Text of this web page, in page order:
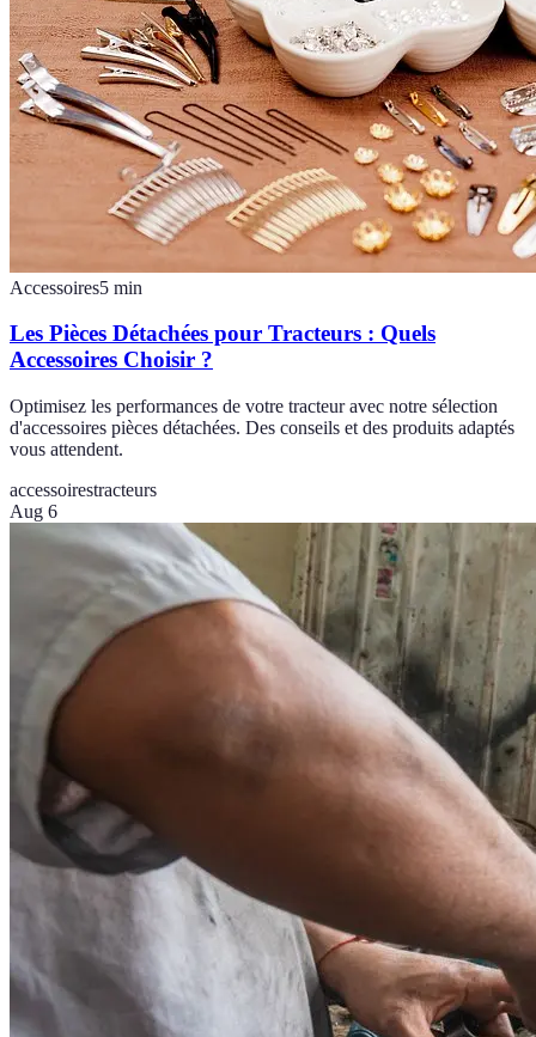
Accessoires5 min
Les Pièces Détachées pour Tracteurs : Quels
Accessoires Choisir ?
Optimisez les performances de votre tracteur avec notre sélection
d'accessoires pièces détachées. Des conseils et des produits adaptés
vous attendent.
accessoirestracteurs
Aug 6